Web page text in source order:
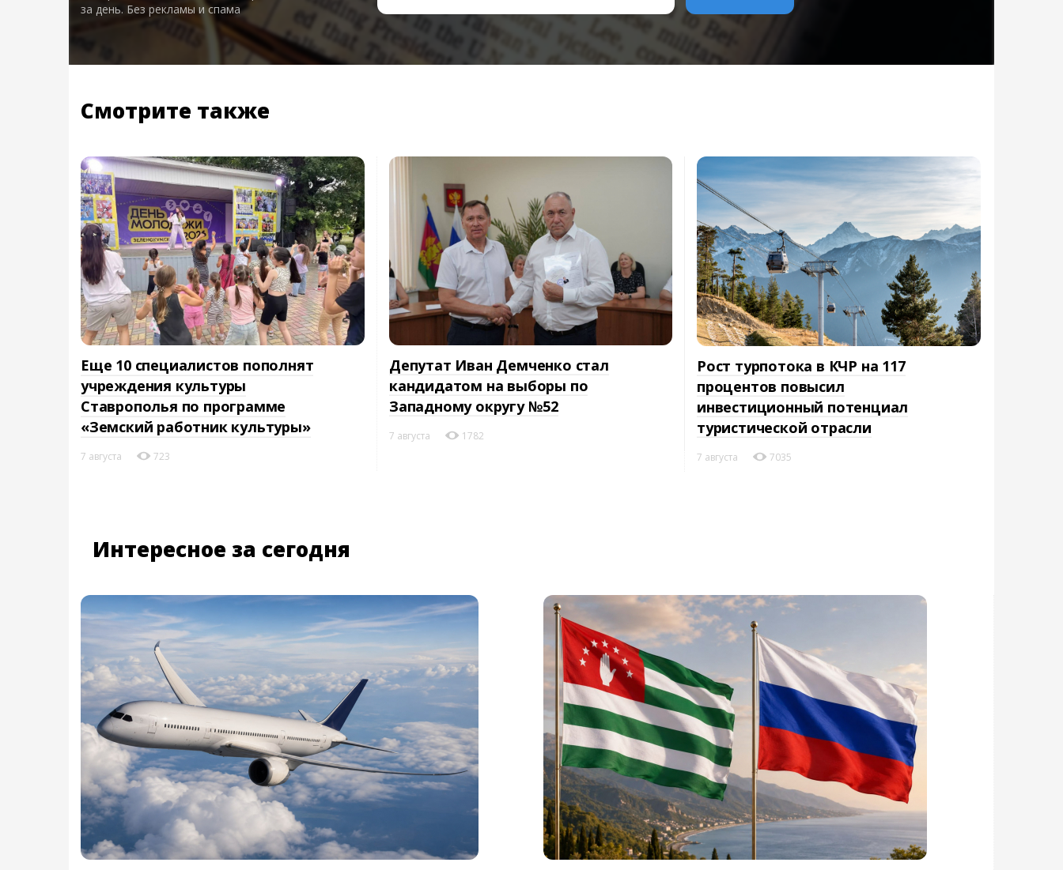
за день. Без рекламы и спама
Смотрите также
Еще 10 специалистов пополнят
учреждения культуры
Ставрополья по программе
«Земский работник культуры»
7 августа 723
Депутат Иван Демченко стал
кандидатом на выборы по
Западному округу №52
7 августа 1782
Рост турпотока в КЧР на 117
процентов повысил
инвестиционный потенциал
туристической отрасли
7 августа 7035
Интересное за сегодня